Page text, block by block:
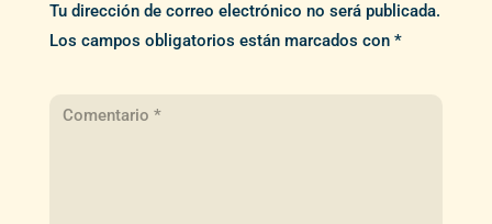
Tu dirección de correo electrónico no será publicada.
Los campos obligatorios están marcados con *